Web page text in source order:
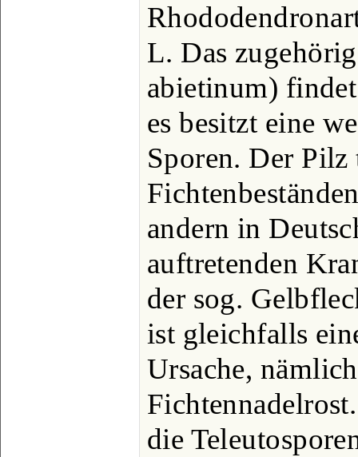
L. Das
abietinum)
es besitzt eine
Sporen. Der
andern in
auftretenden
der sog.
ist gleichfalls
Ursache,
die